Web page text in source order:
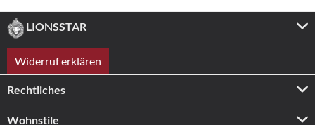
LIONSSTAR
Widerruf erklären
Rechtliches
Wohnstile